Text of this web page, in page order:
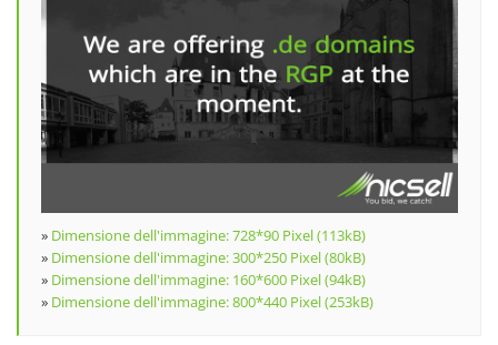
» Dimensione dell'immagine: 728*90 Pixel (113kB)
» Dimensione dell'immagine: 300*250 Pixel (80kB)
» Dimensione dell'immagine: 160*600 Pixel (94kB)
» Dimensione dell'immagine: 800*440 Pixel (253kB)